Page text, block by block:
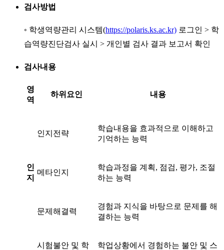
검사방법
◦ 학생역량관리 시스템(https://polaris.ks.ac.kr) 로그인 > 학
습역량진단검사 실시 > 개인별 검사 결과 보고서 확인
검사내용
영
역
하위요인 내용
인
지
인지전략
학습내용을 효과적으로 이해하고
기억하는 능력
메타인지
학습과정을 계획, 점검, 평가, 조절
하는 능력
문제해결력
경험과 지식을 바탕으로 문제를 해
결하는 능력
시험불안 및 학
학업상황에서 경험하는 불안 및 스